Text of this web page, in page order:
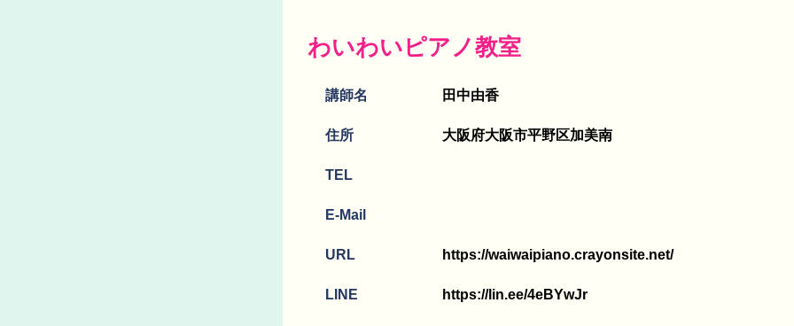
わいわいピアノ教室
講師名 田中由香
​住所 大阪府大阪市平野区加美南
TEL
E-Mail
URL https://waiwaipiano.crayonsite.net/
LINE https://lin.ee/4eBYwJr